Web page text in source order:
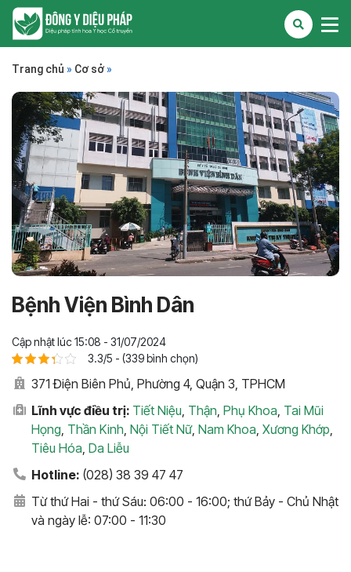
Trang chủ » Cơ sở »
Bệnh Viện Bình Dân
Cập nhật lúc 15:08 - 31/07/2024
3.3/5 - (339 bình chọn)
371 Điện Biên Phủ, Phường 4, Quận 3, TPHCM
Lĩnh vực điều trị: Tiết Niệu, Thận, Phụ Khoa, Tai Mũi
Họng, Thần Kinh, Nội Tiết Nữ, Nam Khoa, Xương Khớp,
Tiêu Hóa, Da Liễu
Hotline: (028) 38 39 47 47
Từ thứ Hai - thứ Sáu: 06:00 - 16:00; thứ Bảy - Chủ Nhật
và ngày lễ: 07:00 - 11:30